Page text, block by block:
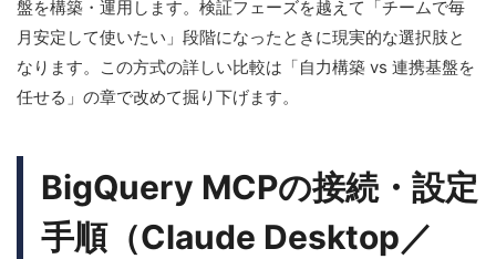
盤を構築・運用します。検証フェーズを越えて「チームで毎
月安定して使いたい」段階になったときに現実的な選択肢と
なります。この方式の詳しい比較は「自力構築 vs 連携基盤を
任せる」の章で改めて掘り下げます。
BigQuery MCPの接続・設定
手順（Claude Desktop／